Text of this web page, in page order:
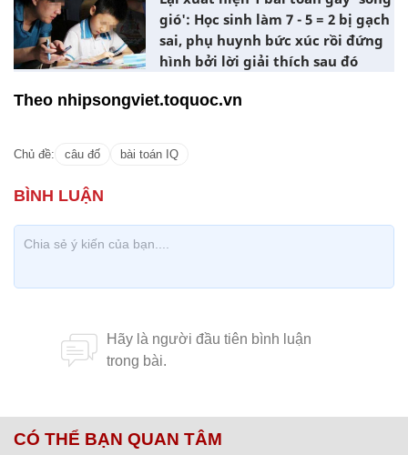
gió': Học sinh làm 7 - 5 = 2 bị gạch
sai, phụ huynh bức xúc rồi đứng
hình bởi lời giải thích sau đó
Theo nhipsongviet.toquoc.vn
Chủ đề: câu đố bài toán IQ
CÓ THỂ BẠN QUAN TÂM